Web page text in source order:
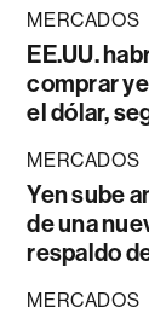
MERCADOS
EE.UU.
comprar
el dólar,
MERCADOS
Yen sube
de una
respaldo
MERCADOS